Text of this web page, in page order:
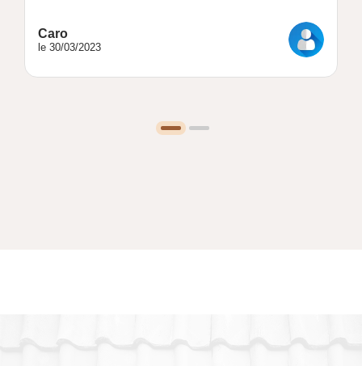
Caro
le 30/03/2023